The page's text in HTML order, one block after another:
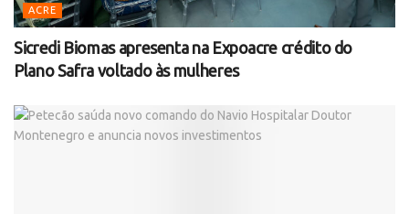
ACRE
Sicredi Biomas apresenta na Expoacre crédito do
Plano Safra voltado às mulheres